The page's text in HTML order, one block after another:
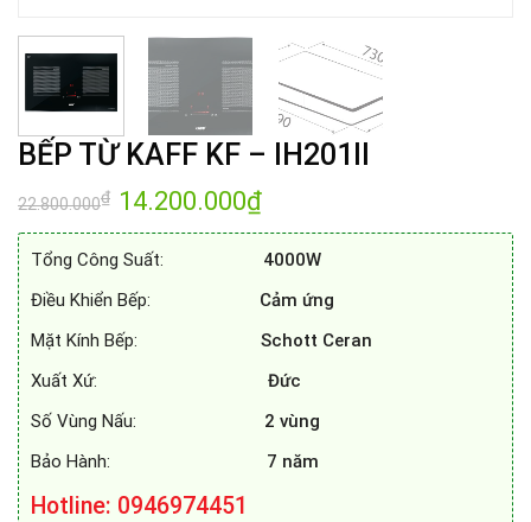
BẾP TỪ KAFF KF – IH201II
22.800.000₫ Giá
gốc
là:
22.800.000₫.
14.200.000₫Giá
tại
14.200.000₫.
Tổng Công Suất:
4000W
Điều Khiển Bếp: Cảm ứng
Mặt Kính Bếp: Schott Ceran
Xuất Xứ: Đức
Số Vùng Nấu: 2 vùng
Bảo Hành: 7 năm
Hotline: 0946974451